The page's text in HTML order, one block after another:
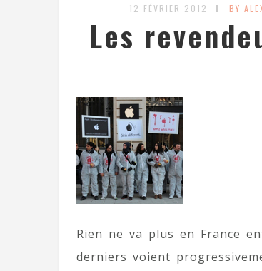
12 FÉVRIER 2012 BY
Les
Rien ne va plus en France
derniers voient